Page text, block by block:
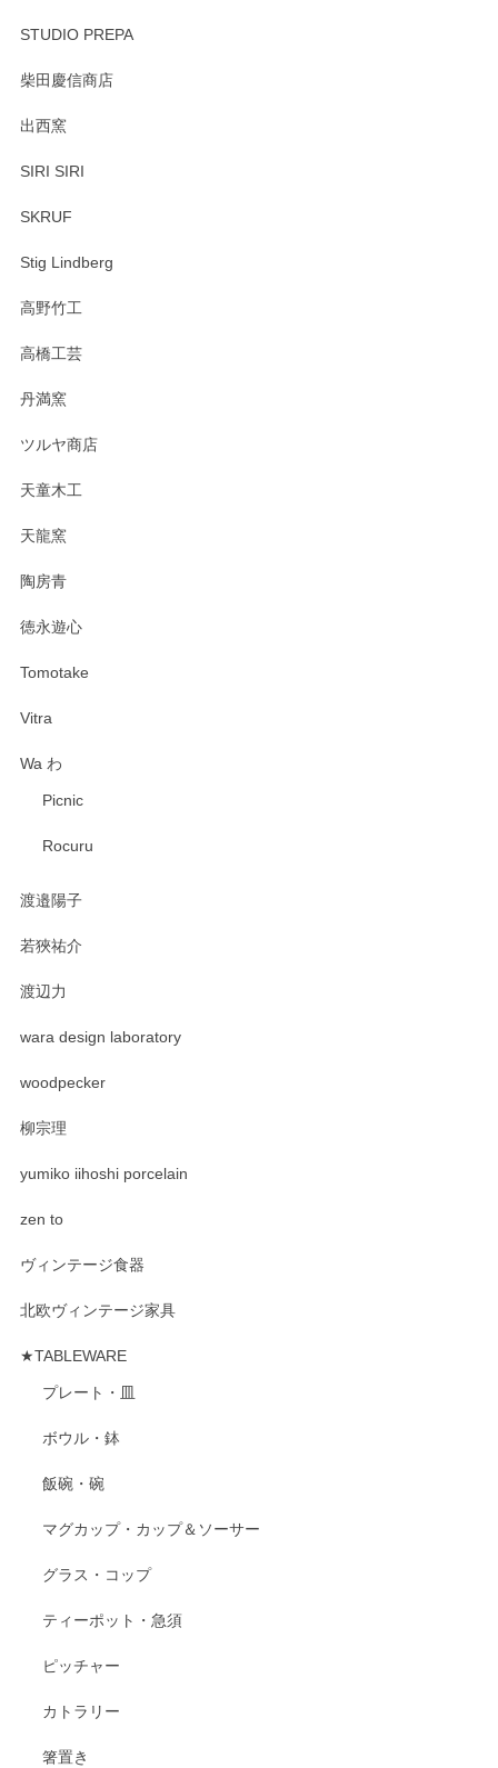
STUDIO PREPA
柴田慶信商店
出西窯
SIRI SIRI
SKRUF
Stig Lindberg
高野竹工
高橋工芸
丹満窯
ツルヤ商店
天童木工
天龍窯
陶房青
徳永遊心
Tomotake
Vitra
Wa わ
Picnic
Rocuru
渡邉陽子
若狹祐介
渡辺力
wara design laboratory
woodpecker
柳宗理
yumiko iihoshi porcelain
zen to
ヴィンテージ食器
北欧ヴィンテージ家具
★TABLEWARE
プレート・皿
ボウル・鉢
飯碗・碗
マグカップ・カップ＆ソーサー
グラス・コップ
ティーポット・急須
ピッチャー
カトラリー
箸置き